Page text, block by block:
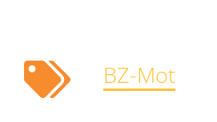
BZ-Mot